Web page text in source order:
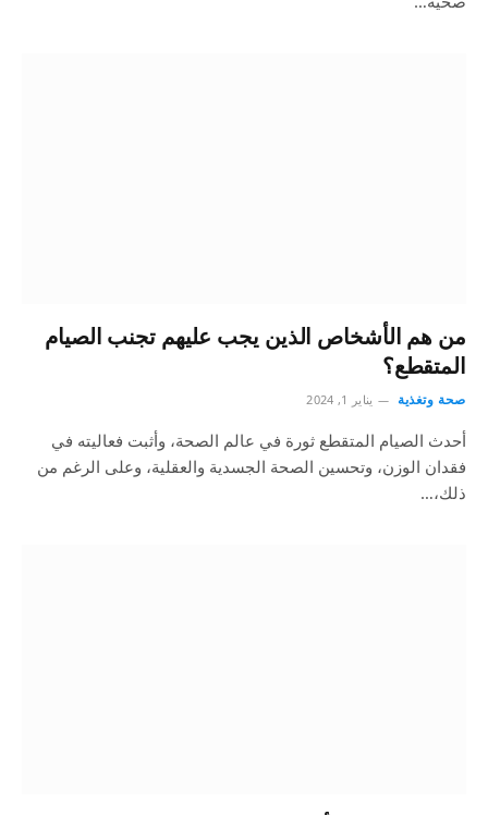
من هم الأشخاص الذين يجب عليهم تجنب الصيام
المتقطع؟
صحة وتغذية يناير 1, 2024
أحدث الصيام المتقطع ثورة في عالم الصحة، وأثبت فعاليته في
فقدان الوزن، وتحسين الصحة الجسدية والعقلية، وعلى الرغم من
ذلك،…